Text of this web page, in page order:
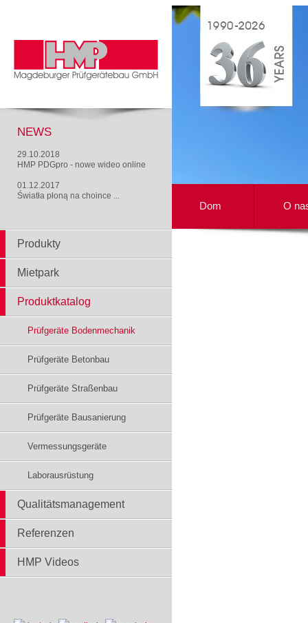
NEWS
29.10.2018
HMP PDGpro - nowe wideo online
01.12.2017
Światła płoną na choince ...
Dom O
Produkty
Mietpark
Produktkatalog
Prüfgeräte Bodenmechanik
Prüfgeräte Betonbau
Prüfgeräte Straßenbau
Prüfgeräte Bausanierung
Vermessungsgeräte
Laborausrüstung
Qualitätsmanagement
Referenzen
HMP Videos